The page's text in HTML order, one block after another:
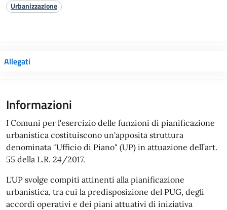
Urbanizzazione
Allegati
Informazioni
I Comuni per l'esercizio delle funzioni di pianificazione
urbanistica costituiscono un'apposita struttura
denominata "Ufficio di Piano" (UP) in attuazione dell’art.
55 della L.R. 24/2017.
L'UP svolge compiti attinenti alla pianificazione
urbanistica, tra cui la predisposizione del PUG, degli
accordi operativi e dei piani attuativi di iniziativa